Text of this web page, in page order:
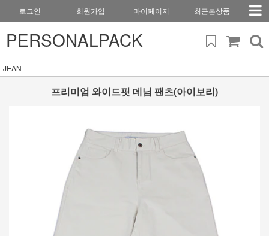
로그인 회원가입 마이페이지 최근본상품
PERSONALPACK
JEAN
프리미엄 와이드핏 데님 팬츠(아이보리)